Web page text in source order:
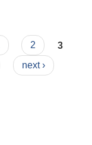
2
3
next ›